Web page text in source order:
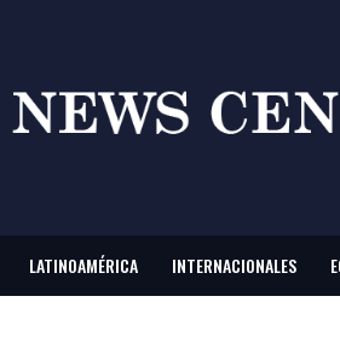
LATINOAMÉRICA INTERNACIONALES